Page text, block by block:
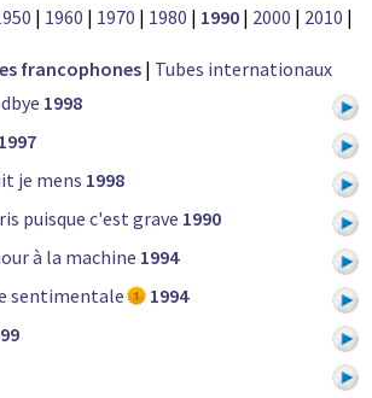
| 1960 | 1970 | 1980 | 1990 | 2000 | 2010 |
francophones | Tubes internationaux
1998
1997
je mens 1998
puisque c'est grave 1990
à la machine 1994
sentimentale
1994